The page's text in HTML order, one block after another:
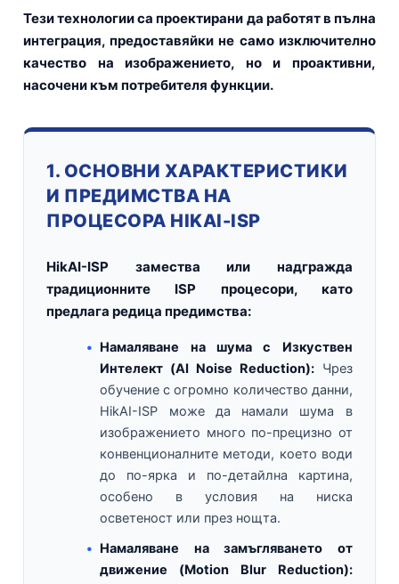
Тези технологии са проектирани да работят в пълна
интеграция, предоставяйки не само изключително
качество на изображението, но и проактивни,
насочени към потребителя функции.
1. ОСНОВНИ ХАРАКТЕРИСТИКИ
И ПРЕДИМСТВА НА
ПРОЦЕСОРА HIKAI-ISP
HikAI-ISP замества или надгражда
традиционните ISP процесори, като
предлага редица предимства:
Намаляване на шума с Изкуствен
Интелект (AI Noise Reduction):Чрез
обучение с огромно количество данни,
HikAI-ISP може да намали шума в
изображението много по-прецизно от
конвенционалните методи, което води
до по-ярка и по-детайлна картина,
особено в условия на ниска
осветеност или през нощта.
Намаляване на замъгляването от
движение (Motion Blur Reduction):